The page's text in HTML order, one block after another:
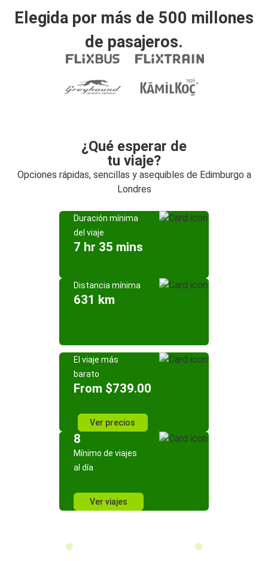
Elegida por más de 500 millones
de pasajeros.
¿Qué esperar de
tu viaje?
Opciones rápidas, sencillas y asequibles de Edimburgo a
Londres
Duración mínima
del viaje
7 hr 35 mins
Distancia mínima
631 km
El viaje más
barato
From $739.00
Ver precios
8
Mínimo de viajes
al día
Ver viajes